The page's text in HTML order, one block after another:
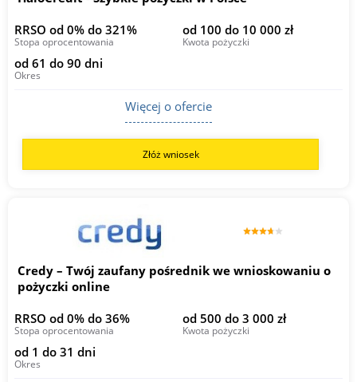
RRSO od 0% do 321%
Stopa oprocentowania
od 100 do 10 000 zł
Kwota pożyczki
od 61 do 90 dni
Okres
Więcej o ofercie
Złóż wniosek
Credy – Twój zaufany pośrednik we wnioskowaniu o
pożyczki online
RRSO od 0% do 36%
Stopa oprocentowania
od 500 do 3 000 zł
Kwota pożyczki
od 1 do 31 dni
Okres